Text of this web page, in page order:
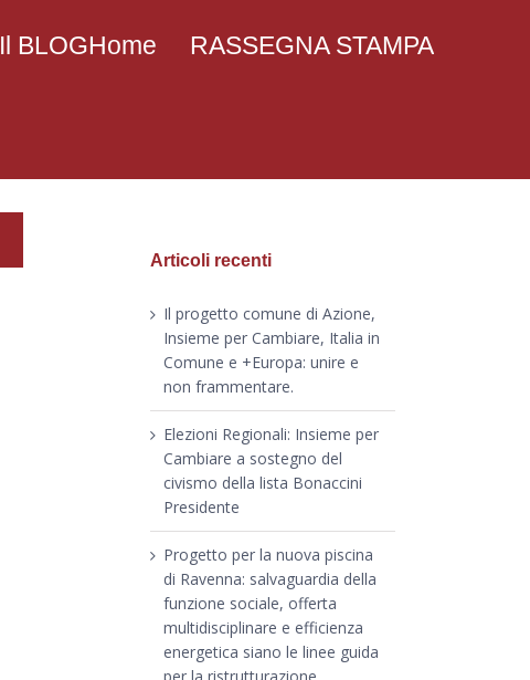
Il BLOGHome RASSEGNA STAMPA
Articoli recenti
Il progetto comune di Azione,
Insieme per Cambiare, Italia in
Comune e +Europa: unire e
non frammentare.
Elezioni Regionali: Insieme per
Cambiare a sostegno del
civismo della lista Bonaccini
Presidente
Progetto per la nuova piscina
di Ravenna: salvaguardia della
funzione sociale, offerta
multidisciplinare e efficienza
energetica siano le linee guida